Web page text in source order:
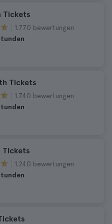
Tickets
1.770 bewertungen
Tickets
1.740 bewertungen
Tickets
1.240 bewertungen